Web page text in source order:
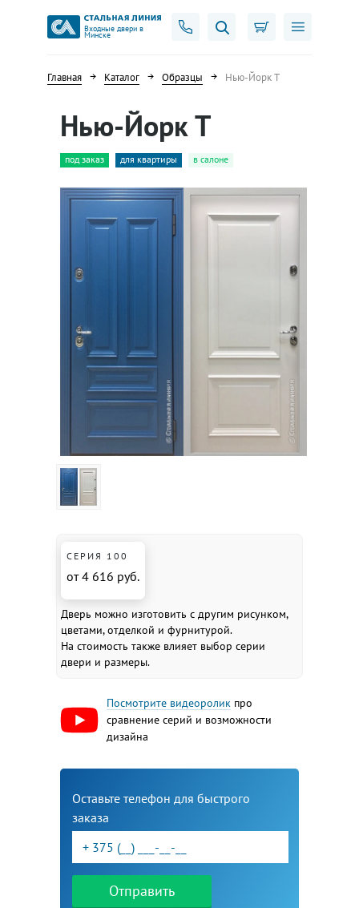
Входные двери в
Минске
Главная Каталог Образцы Нью-Йорк Т
Нью-Йорк Т
под заказ для квартиры в салоне
СЕРИЯ 100
от 4 616 руб.
Дверь можно изготовить с другим рисунком,
цветами, отделкой и фурнитурой.
На стоимость также влияет выбор серии
двери и размеры.
Посмотрите видеоролик про
сравнение серий и возможности
дизайна
Оставьте телефон для быстрого
заказа
Отправить